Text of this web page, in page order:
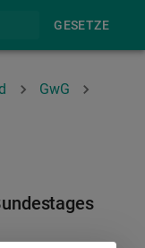
GESETZE
GwG